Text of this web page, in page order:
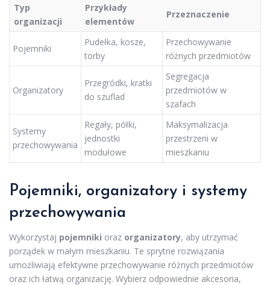
Typ
organizacji
Przykłady
elementów
Przeznaczenie
Pojemniki
Pudełka, kosze,
torby
Przechowywanie
różnych przedmiotów
Organizatory
Przegródki, kratki
do szuflad
Segregacja
przedmiotów w
szafach
Systemy
przechowywania
Regały, półki,
jednostki
modułowe
Maksymalizacja
przestrzeni w
mieszkaniu
Pojemniki, organizatory i systemy
przechowywania
Wykorzystaj pojemniki oraz organizatory, aby utrzymać
porządek w małym mieszkaniu. Te sprytne rozwiązania
umożliwiają efektywne przechowywanie różnych przedmiotów
oraz ich łatwą organizację. Wybierz odpowiednie akcesoria,